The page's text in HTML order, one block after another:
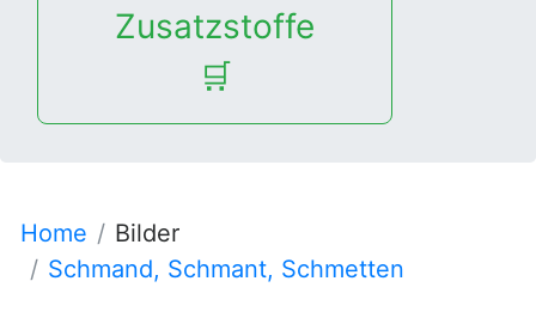
Zusatzstoffe
🛒
Home
Bilder
Schmand, Schmant, Schmetten